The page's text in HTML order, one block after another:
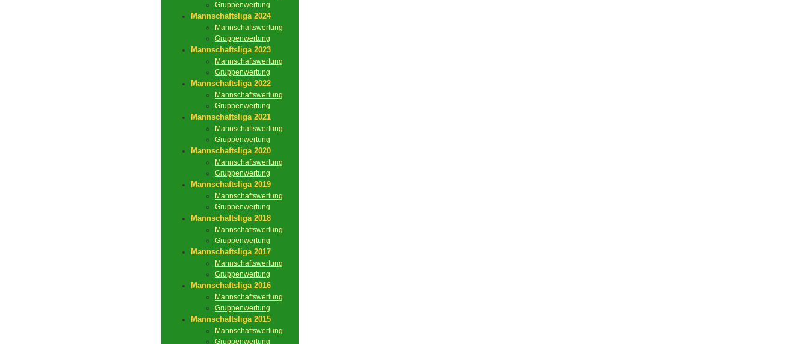
Gruppenwertung
Mannschaftsliga 2024
Mannschaftswertung
Gruppenwertung
Mannschaftsliga 2023
Mannschaftswertung
Gruppenwertung
Mannschaftsliga 2022
Mannschaftswertung
Gruppenwertung
Mannschaftsliga 2021
Mannschaftswertung
Gruppenwertung
Mannschaftsliga 2020
Mannschaftswertung
Gruppenwertung
Mannschaftsliga 2019
Mannschaftswertung
Gruppenwertung
Mannschaftsliga 2018
Mannschaftswertung
Gruppenwertung
Mannschaftsliga 2017
Mannschaftswertung
Gruppenwertung
Mannschaftsliga 2016
Mannschaftswertung
Gruppenwertung
Mannschaftsliga 2015
Mannschaftswertung
Gruppenwertung